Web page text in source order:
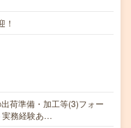
！
荷準備・加工等(3)フォー
実務経験あ…